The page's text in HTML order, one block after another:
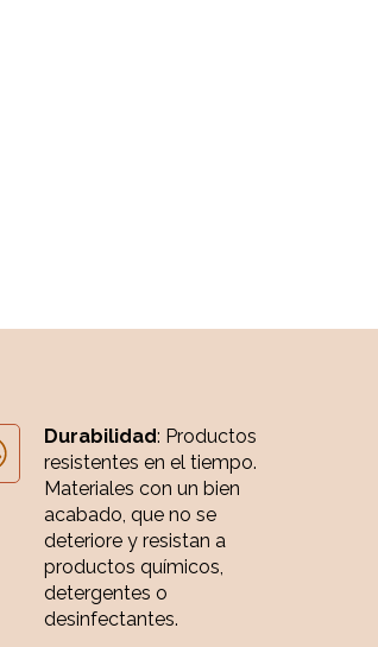
Durabilidad: Productos
resistentes en el tiempo.
Materiales con un bien
acabado, que no se
deteriore y resistan a
productos químicos,
detergentes o
desinfectantes.